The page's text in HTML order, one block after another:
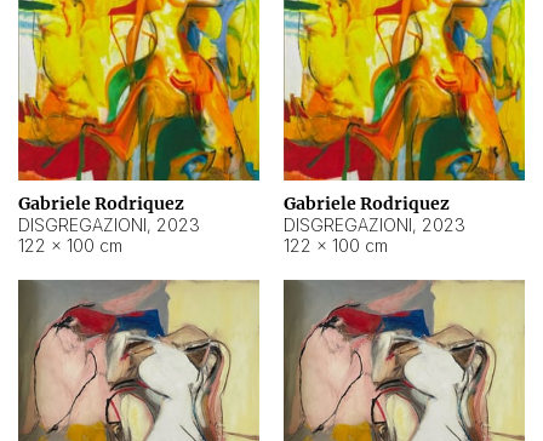
Gabriele Rodriquez
DISGREGAZIONI, 2023
122 × 100 cm
Gabriele Rodriquez
DISGREGAZIONI, 2023
122 × 100 cm